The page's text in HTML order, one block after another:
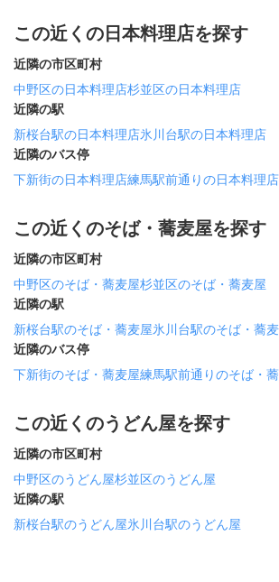
この近くの日本料理店を探す
近隣の市区町村
中野区の日本料理店杉並区の日本料理店
近隣の駅
新桜台駅の日本料理店氷川台駅の日本料理店
近隣のバス停
下新街の日本料理店練馬駅前通りの日本料理店
この近くのそば・蕎麦屋を探す
近隣の市区町村
中野区のそば・蕎麦屋杉並区のそば・蕎麦屋
近隣の駅
新桜台駅のそば・蕎麦屋氷川台駅のそば・蕎
近隣のバス停
下新街のそば・蕎麦屋練馬駅前通りのそば・
この近くのうどん屋を探す
近隣の市区町村
中野区のうどん屋杉並区のうどん屋
近隣の駅
新桜台駅のうどん屋氷川台駅のうどん屋